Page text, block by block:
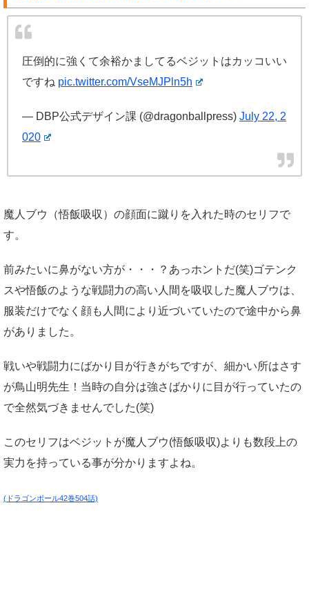
圧倒的に強くて余裕かましてるベジットはカッコいい
ですね pic.twitter.com/VseMJPln5h
— DBP公式デザイン課 (@dragonballpress) July 22, 2
020
魔人ブウ（悟飯吸収）の顔面に蹴りを入れた時のセリフで
す。
前みたいに鼻がない方が・・・？あっホントだ(笑)ゴテンク
スや悟飯のような戦闘力の高い人間を吸収した魔人ブウは、
服装だけでなく顔も人間により近づいていたので途中から鼻
がありました。
戦いや戦闘力にばかり目が行きがちですが、細かい所はさす
が鳥山明先生！当時の自分は強さばかりに目が行っていたの
で全然気づきませんでした(笑)
このセリフはベジットが魔人ブウ(悟飯吸収)よりも数段上の
実力を持っている事が分かりますよね。
(ドラゴンボール42巻504話)